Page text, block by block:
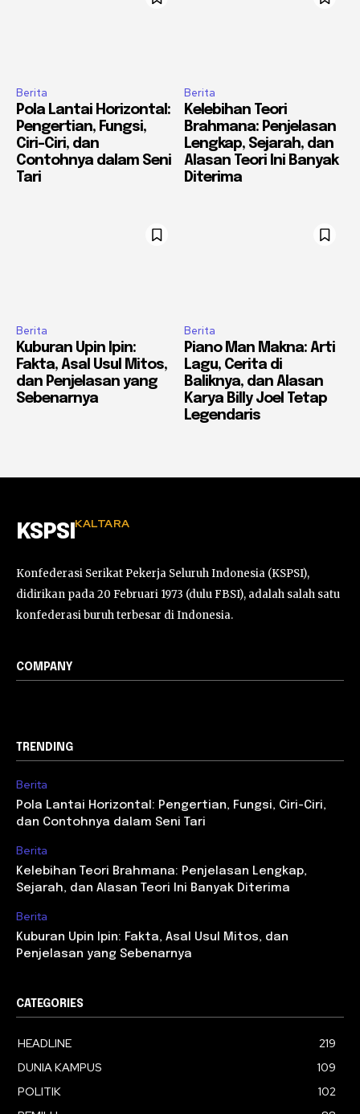
Berita
Pola Lantai Horizontal:
Pengertian, Fungsi,
Ciri-Ciri, dan
Contohnya dalam Seni
Tari
Berita
Kelebihan Teori
Brahmana: Penjelasan
Lengkap, Sejarah, dan
Alasan Teori Ini Banyak
Diterima
Berita
Kuburan Upin Ipin:
Fakta, Asal Usul Mitos,
dan Penjelasan yang
Sebenarnya
Berita
Piano Man Makna: Arti
Lagu, Cerita di
Baliknya, dan Alasan
Karya Billy Joel Tetap
Legendaris
KSPSI KALTARA
Konfederasi Serikat Pekerja Seluruh Indonesia (KSPSI),
didirikan pada 20 Februari 1973 (dulu FBSI), adalah salah satu
konfederasi buruh terbesar di Indonesia.
COMPANY
TRENDING
Berita
Pola Lantai Horizontal: Pengertian, Fungsi, Ciri-Ciri,
dan Contohnya dalam Seni Tari
Berita
Kelebihan Teori Brahmana: Penjelasan Lengkap,
Sejarah, dan Alasan Teori Ini Banyak Diterima
Berita
Kuburan Upin Ipin: Fakta, Asal Usul Mitos, dan
Penjelasan yang Sebenarnya
CATEGORIES
HEADLINE
219
DUNIA KAMPUS
109
POLITIK
102